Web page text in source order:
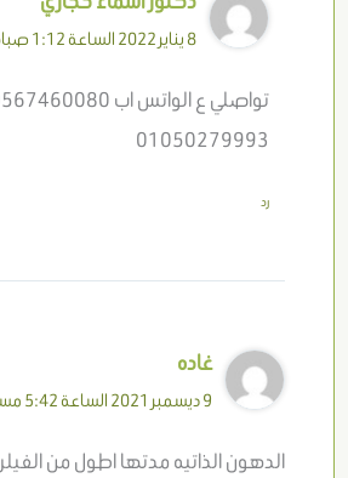
8 يناير 2022 الساعة 1:12 صباحًا
01050279993
رد
غاده
9 ديسمبر 2021 الساعة 5:42 مساءً
الدهون الذاتيه مدتها اطول من الفيلر